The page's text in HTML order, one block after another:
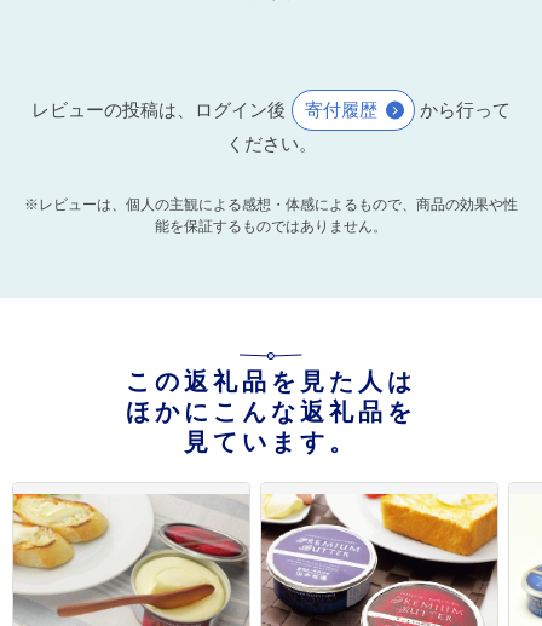
レビューの投稿は、ログイン後 寄付履歴
から行って
ください。
※レビューは、個人の主観による感想・体感によるもので、商品の効果や性
能を保証するものではありません。
この返礼品を見た人は
ほかにこんな返礼品を
見ています。